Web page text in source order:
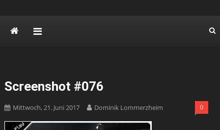
Screenshot #076
Mittwoch, 21. Juni 2017 Dominik Lommerzheim 0